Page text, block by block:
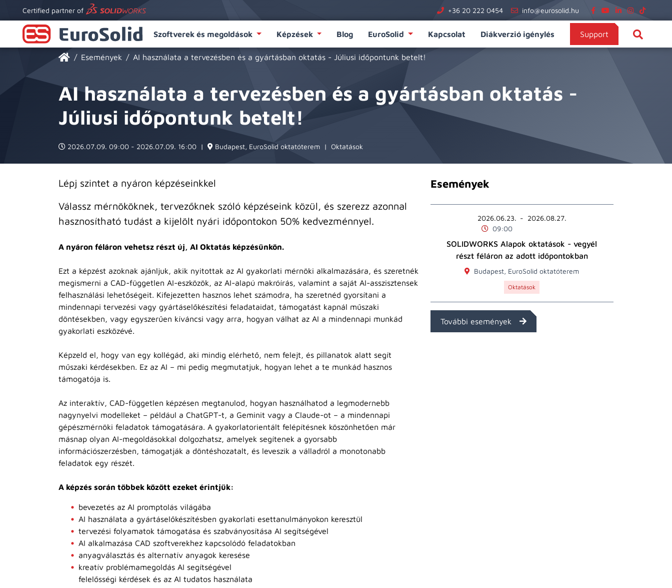
Certified partner of +36 20 222 0454 info@eurosolid.hu
Szoftverek és megoldások Képzések Blog EuroSolid Kapcsolat Diákverzió igénylés Support
Események AI használata a tervezésben és a gyártásban oktatás - Júliusi időpontunk betelt!
AI használata a tervezésben és a gyártásban oktatás -
Júliusi időpontunk betelt!
2026.07.09. 09:00 - 2026.07.09. 16:00 | Budapest, EuroSolid oktatóterem | Oktatások
Lépj szintet a nyáron képzéseinkkel
Válassz mérnököknek, tervezőknek szóló képzéseink közül, és szerezz azonnal
hasznosítható tudást a kijelölt nyári időpontokon 50% kedvezménnyel.
A nyáron féláron vehetsz részt új, AI Oktatás képzésünkön.
Ezt a képzést azoknak ajánljuk, akik nyitottak az AI gyakorlati mérnöki alkalmazására, és szeretnék
megismerni a CAD-független AI-eszközök, az AI-alapú makróírás, valamint a saját AI-asszisztensek
felhasználási lehetőségeit. Kifejezetten hasznos lehet számodra, ha szeretnéd gyorsítani a
mindennapi tervezési vagy gyártáselőkészítési feladataidat, támogatást kapnál műszaki
döntésekben, vagy egyszerűen kíváncsi vagy arra, hogyan válhat az AI a mindennapi munkád
gyakorlati eszközévé.
Képzeld el, hogy van egy kollégád, aki mindig elérhető, nem felejt, és pillanatok alatt segít
műszaki kérdésekben. Ez az AI – mi pedig megmutatjuk, hogyan lehet a te munkád hasznos
támogatója is.
Az interaktív, CAD-független képzésen megtanulod, hogyan használhatod a legmodernebb
nagynyelvi modelleket – például a ChatGPT-t, a Geminit vagy a Claude-ot – a mindennapi
gépészmérnöki feladatok támogatására. A gyakorlatorientált felépítésnek köszönhetően már
másnap olyan AI-megoldásokkal dolgozhatsz, amelyek segítenek a gyorsabb
információszerzésben, támogatják a döntéshozatalt, és leveszik a válladról a monotonabb
feladatok egy részét.
A képzés során többek között ezeket érintjük:
bevezetés az AI promptolás világába
AI használata a gyártáselőkészítésben gyakorlati esettanulmányokon keresztül
tervezési folyamatok támogatása és szabványosítása AI segítségével
AI alkalmazása CAD szoftverekhez kapcsolódó feladatokban
anyagválasztás és alternatív anyagok keresése
kreatív problémamegoldás AI segítségével
felelősségi kérdések és az AI tudatos használata
Események
2026.06.23.
09:00
2026.08.27.
SOLIDWORKS Alapok oktatások - vegyél
részt féláron az adott időpontokban
Budapest, EuroSolid oktatóterem
Oktatások
További események